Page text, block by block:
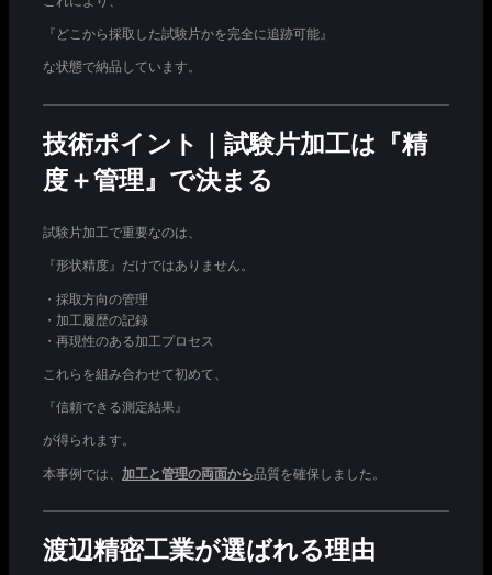
『どこから採取した試験片かを完全に追跡可能』
な状態で納品しています。
技術ポイント｜試験片加工は『精
度＋管理』で決まる
試験片加工で重要なのは、
『形状精度』だけではありません。
・採取方向の管理
・加工履歴の記録
・再現性のある加工プロセス
これらを組み合わせて初めて、
『信頼できる測定結果』
が得られます。
本事例では、 加工と管理の両面から品質を確保しました。
渡辺精密工業が選ばれる理由